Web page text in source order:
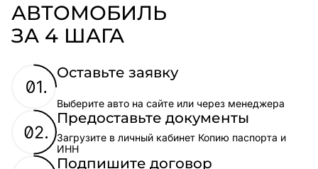
АВТОМОБИЛЬ
ЗА 4 ШАГА
Оставьте заявку
Выберите авто на сайте или через менеджера
Предоставьте документы
Загрузите в личный кабинет Копию паспорта и
ИНН
Подпишите договор